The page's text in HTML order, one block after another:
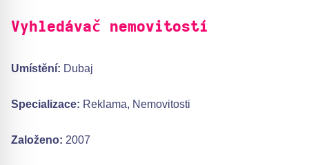
Vyhledávač nemovitostí
Umístění: Dubaj
Specializace: Reklama, Nemovitosti
Založeno: 2007